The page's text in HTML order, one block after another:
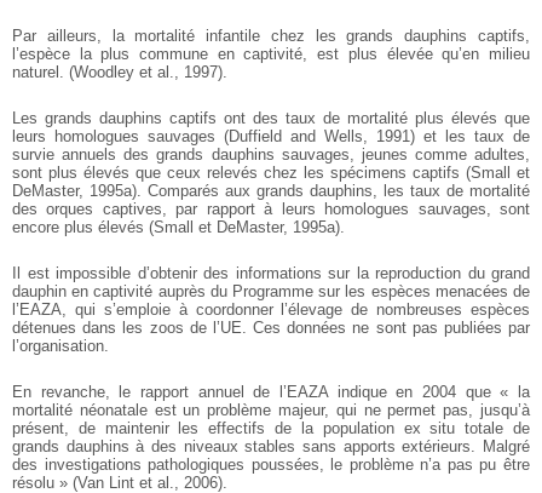
Par ailleurs, la mortalité infantile chez les grands dauphins captifs,
l’espèce la plus commune en captivité, est plus élevée qu’en milieu
naturel. (Woodley et al., 1997).
Les grands dauphins captifs ont des taux de mortalité plus élevés que
leurs homologues sauvages (Duffield and Wells, 1991) et les taux de
survie annuels des grands dauphins sauvages, jeunes comme adultes,
sont plus élevés que ceux relevés chez les spécimens captifs (Small et
DeMaster, 1995a). Comparés aux grands dauphins, les taux de mortalité
des orques captives, par rapport à leurs homologues sauvages, sont
encore plus élevés (Small et DeMaster, 1995a).
Il est impossible d’obtenir des informations sur la reproduction du grand
dauphin en captivité auprès du Programme sur les espèces menacées de
l’EAZA, qui s’emploie à coordonner l’élevage de nombreuses espèces
détenues dans les zoos de l’UE.
Ces données ne sont pas publiées par
l’organisation.
En revanche, le rapport annuel de l’EAZA indique en 2004 que « la
mortalité néonatale est un problème majeur, qui ne permet pas, jusqu’à
présent, de maintenir les effectifs de la population ex situ totale de
grands dauphins à des niveaux stables sans apports extérieurs. Malgré
des investigations pathologiques poussées, le problème n’a pas pu être
résolu » (Van Lint et al., 2006).